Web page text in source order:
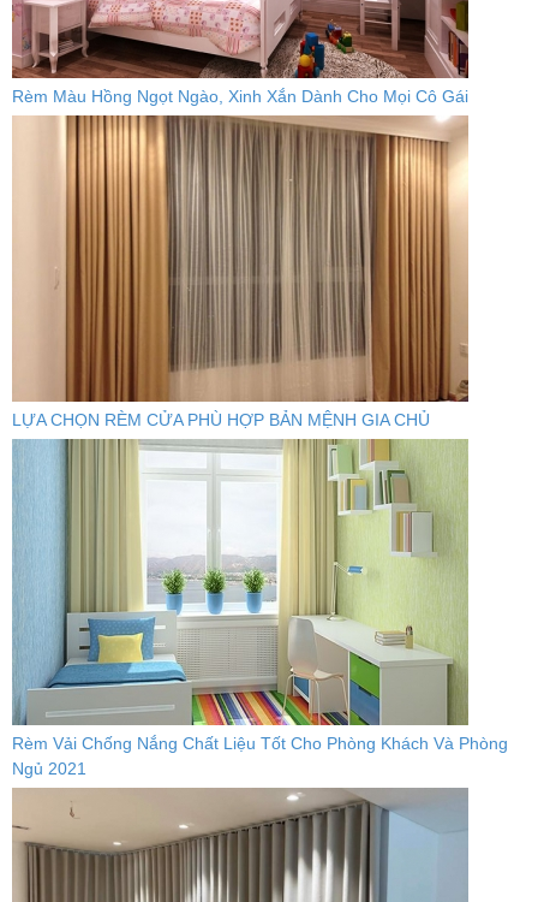
Rèm Màu Hồng Ngọt Ngào, Xinh Xắn Dành Cho Mọi Cô Gái
LỰA CHỌN RÈM CỬA PHÙ HỢP BẢN MỆNH GIA CHỦ
Rèm Vải Chống Nắng Chất Liệu Tốt Cho Phòng Khách Và Phòng
Ngủ 2021